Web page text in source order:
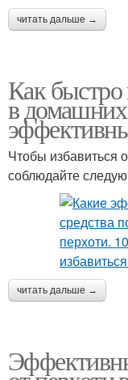
читать дальше →
Как быстро
в
Чтобы избавиться
соблюдайте
читать дальше →